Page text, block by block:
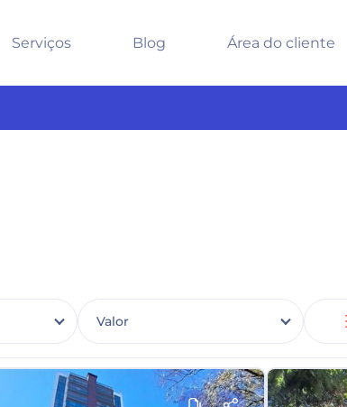
Serviços Blog Área do cliente
Valor